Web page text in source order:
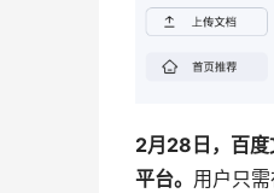
2月28日，百
平台。 用户只